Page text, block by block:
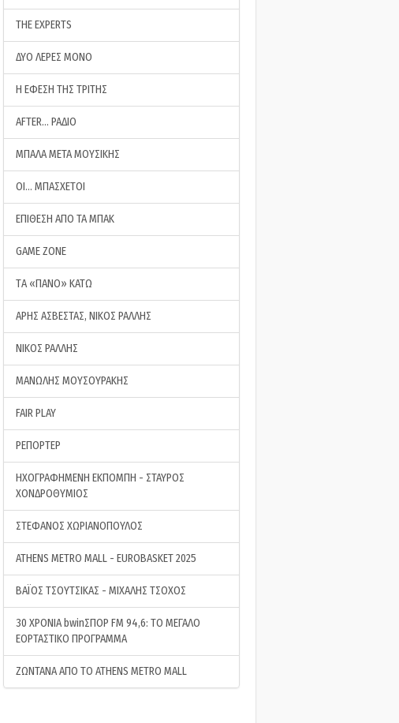
THE EXPERTS
ΔΥΟ ΛΕΡΕΣ ΜΟΝΟ
Η ΕΦΕΣΗ ΤΗΣ ΤΡΙΤΗΣ
AFTER… ΡΑΔΙΟ
ΜΠΑΛΑ ΜΕΤΑ ΜΟΥΣΙΚΗΣ
ΟΙ… ΜΠΑΣΧΕΤΟΙ
ΕΠΙΘΕΣΗ ΑΠΟ ΤΑ ΜΠΑΚ
GAME ZONE
ΤA «ΠΑΝΟ» ΚΑΤΩ
ΑΡΗΣ ΑΣΒΕΣΤΑΣ, ΝΙΚΟΣ ΡΑΛΛΗΣ
ΝΙΚΟΣ ΡΑΛΛΗΣ
ΜΑΝΩΛΗΣ ΜΟΥΣΟΥΡΑΚΗΣ
FAIR PLAY
ΡΕΠΟΡΤΕΡ
ΗΧΟΓΡΑΦΗΜΕΝΗ ΕΚΠΟΜΠΗ - ΣΤΑΥΡΟΣ
ΧΟΝΔΡΟΘΥΜΙΟΣ
ΣΤΕΦΑΝΟΣ ΧΩΡΙΑΝΟΠΟΥΛΟΣ
ATHENS METRO MALL - EUROBASKET 2025
ΒΑΪΟΣ ΤΣΟΥΤΣΙΚΑΣ - ΜΙΧΑΛΗΣ ΤΣΟΧΟΣ
30 ΧΡΟΝΙΑ bwinΣΠΟΡ FM 94,6: ΤΟ ΜΕΓΑΛΟ
ΕΟΡΤΑΣΤΙΚΟ ΠΡΟΓΡΑΜΜΑ
ΖΩΝΤΑΝΑ ΑΠΟ ΤΟ ATHENS METRO MALL